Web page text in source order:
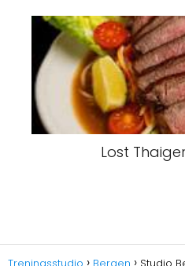
Lost
Treningsstudio Bergen Studio